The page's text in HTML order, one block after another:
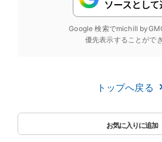
Google 検索でmichill
優先表示することがで
トップへ戻る